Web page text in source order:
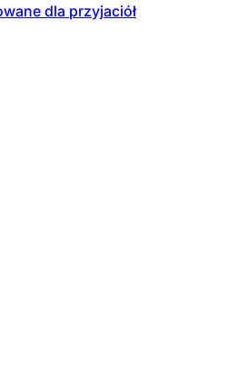
dla przyjaciół